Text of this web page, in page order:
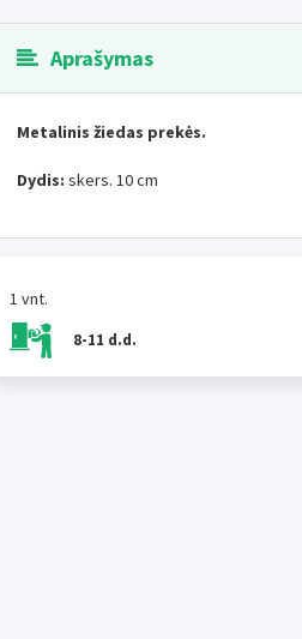
1 vnt.
8-11 d.d.
Aprašymas
Metalinis žiedas prekės.
Dydis: skers. 10 cm